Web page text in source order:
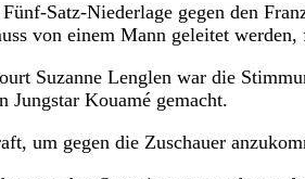
Satz-Niederlage gegen den
von einem Mann geleitet
Suzanne Lenglen war die
Jungstar Kouamé gemacht.
um gegen die Zuschauer